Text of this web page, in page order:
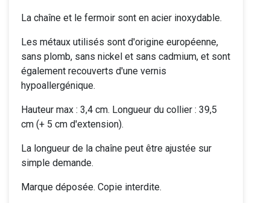
La chaîne et le fermoir sont en acier inoxydable.
Les métaux utilisés sont d'origine européenne,
sans plomb, sans nickel et sans cadmium, et sont
également recouverts d'une vernis
hypoallergénique.
Hauteur max : 3,4 cm. Longueur du collier : 39,5
cm (+ 5 cm d'extension).
La longueur de la chaîne peut être ajustée sur
simple demande.
Marque déposée. Copie interdite.